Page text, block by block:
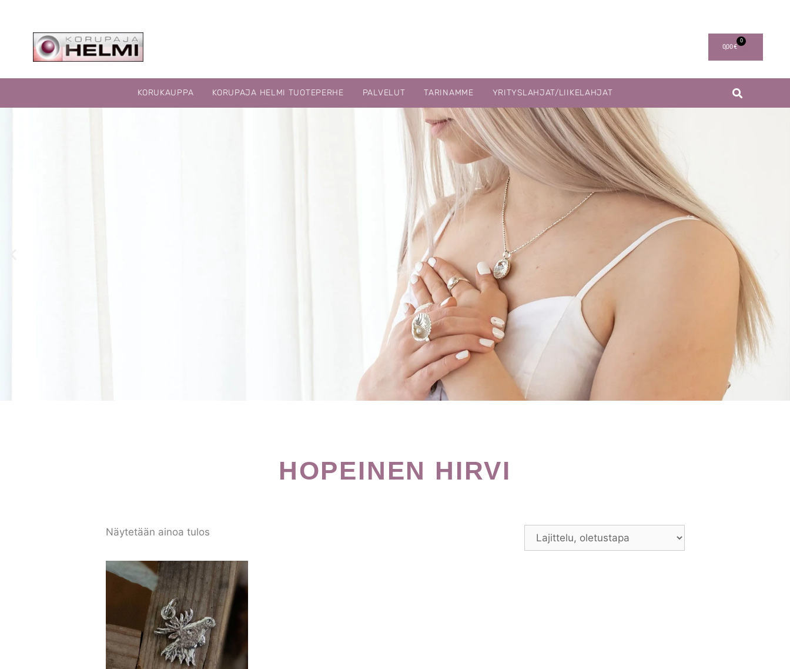
0,00€
0
KORUKAUPPA KORUPAJA HELMI TUOTEPERHE PALVELUT TARINAMME YRITYSLAHJAT/LIIKELAHJAT
HOPEINEN HIRVI
Näytetään ainoa tulos